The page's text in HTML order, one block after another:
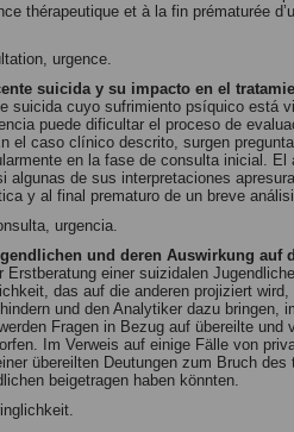
thérapeutique et à la fin prématurée
urgence.
suicida y su impacto en el
suicida cuyo sufrimiento psíquico está
puede dificultar el proceso de
el caso clínico descrito, surgen
en la fase de consulta inicial. El
de sus interpretaciones
y al final prematuro de un breve
urgencia.
und deren Auswirkung auf
einer suizidalen
das auf die anderen projiziert
und den Analytiker dazu bringen,
Fragen in Bezug auf übereilte und
Im Verweis auf einige Fälle von
übereilten Deutungen zum Bruch des
beigetragen haben könnten.